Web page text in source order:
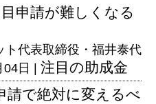
申請が難しくなる
ト代表取締役・福井泰代
日 | 注目の助成金
請で絶対に変えるべ